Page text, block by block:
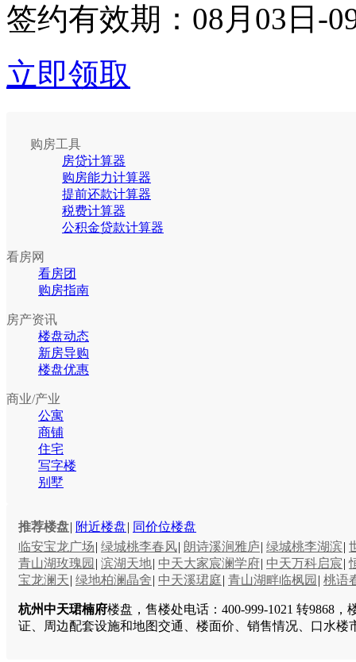
签约有效期： 08月03日-
立即领取
购房工具
房贷计算器
购房能力计算器
提前还款计算器
税费计算器
公积金贷款计算器
看房网
看房团
购房指南
房产资讯
楼盘动态
新房导购
楼盘优惠
商业/产业
公寓
商铺
住宅
写字楼
别墅
推荐楼盘| 附近楼盘| 同价位楼盘
临安宝龙广场| 绿城桃李春风| 朗诗溪涧雅庐| 绿城桃李湖滨|
青山湖玫瑰园 | 滨湖天地| 中天大家宸澜学府| 中天万科启宸|
宝龙澜天| 绿地柏澜晶舍| 中天溪珺庭| 青山湖畔临枫园 | 桃语
杭州中天珺楠府楼盘，售楼处电话：400-999-1021 转9868
证、周边配套设施和地图交通、楼面价、销售情况、口水楼